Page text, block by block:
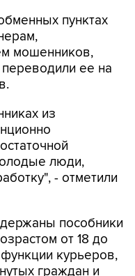
пунктах
мошенников,
ее на
из
люди,
- отметили
пособники
от 18 до
курьеров,
граждан и